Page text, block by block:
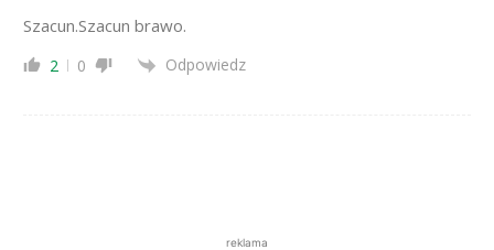
Szacun.Szacun brawo.
2 0 Odpowiedz
reklama